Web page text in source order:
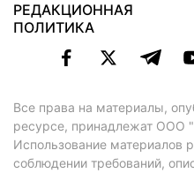
РЕДАКЦИОННАЯ
ПОЛИТИКА
Все права на материалы,
ресурсе, принадлежат
Использование материалов
соблюдении требований,